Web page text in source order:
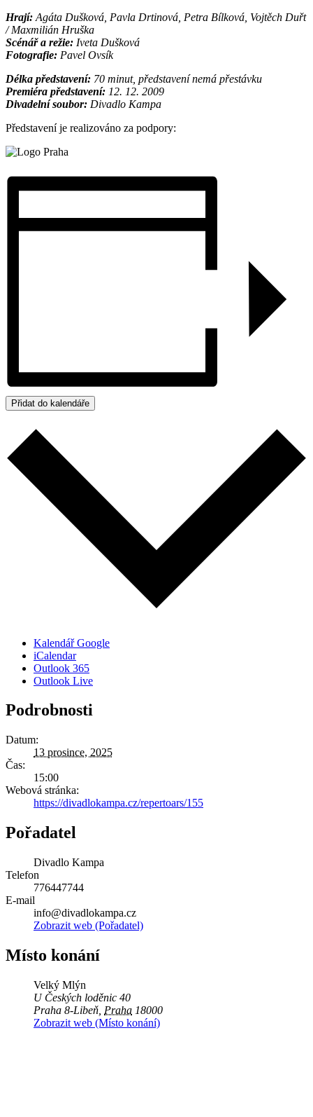
Hrají: Agáta Dušková, Pavla Drtinová, Petra Bílková, Vojtěch Duřt
/ Maxmilián Hruška
Scénář a režie: Iveta Dušková
Fotografie: Pavel Ovsík
Délka představení: 70 minut, představení nemá přestávku
Premiéra představení: 12. 12. 2009
Divadelní soubor: Divadlo Kampa
Představení je realizováno za podpory:
Přidat do kalendáře
Kalendář Google
iCalendar
Outlook 365
Outlook Live
Podrobnosti
Datum:
13 prosince, 2025
Čas:
15:00
Webová stránka:
https://divadlokampa.cz/repertoars/155
Pořadatel
Divadlo Kampa
Telefon
776447744
E-mail
info@divadlokampa.cz
Zobrazit web (Pořadatel)
Místo konání
Velký Mlýn
U Českých loděnic 40
Praha 8-Libeň Praha 18000
Zobrazit web (Místo konání)